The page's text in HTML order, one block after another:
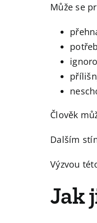
Může se
Člověk
Dalším
Výzvou
Jak